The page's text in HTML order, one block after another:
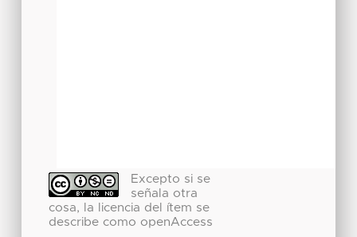
Excepto si se
señala otra
cosa, la licencia del ítem se
describe como openAccess